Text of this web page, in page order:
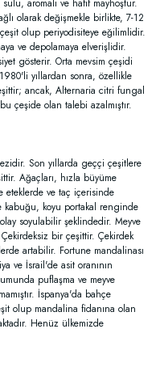
aromalı ve hafif mayhoştur.
olarak değişmekle birlikte, 7-12
olup periyodisiteye eğilimlidir.
ve depolamaya elverişlidir.
gösterir. Orta mevsim çeşidi
yıllardan sonra, özellikle
ancak, Alternaria citri fungal
çeşide olan talebi azalmıştır.
Son yıllarda geççi çeşitlere
Ağaçları, hızla büyüme
eteklerde ve taç içerisinde
kabuğu, koyu portakal renginde
soyulabilir şeklindedir. Meyve
bir çeşittir. Çekirdek
artabilir. Fortune mandalinası
ve İsrail'de asit oranının
puflaşma ve meyve
İspanya'da bahçe
olup mandalina fidanına olan
Henüz ülkemizde